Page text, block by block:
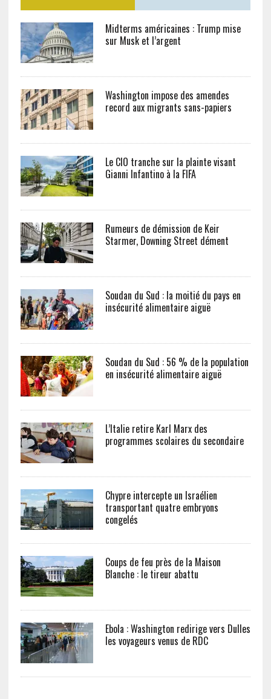
Midterms américaines : Trump mise
sur Musk et l’argent
Washington impose des amendes
record aux migrants sans-papiers
Le CIO tranche sur la plainte visant
Gianni Infantino à la FIFA
Rumeurs de démission de Keir
Starmer, Downing Street dément
Soudan du Sud : la moitié du pays en
insécurité alimentaire aiguë
Soudan du Sud : 56 % de la population
en insécurité alimentaire aiguë
L’Italie retire Karl Marx des
programmes scolaires du secondaire
Chypre intercepte un Israélien
transportant quatre embryons
congelés
Coups de feu près de la Maison
Blanche : le tireur abattu
Ebola : Washington redirige vers Dulles
les voyageurs venus de RDC